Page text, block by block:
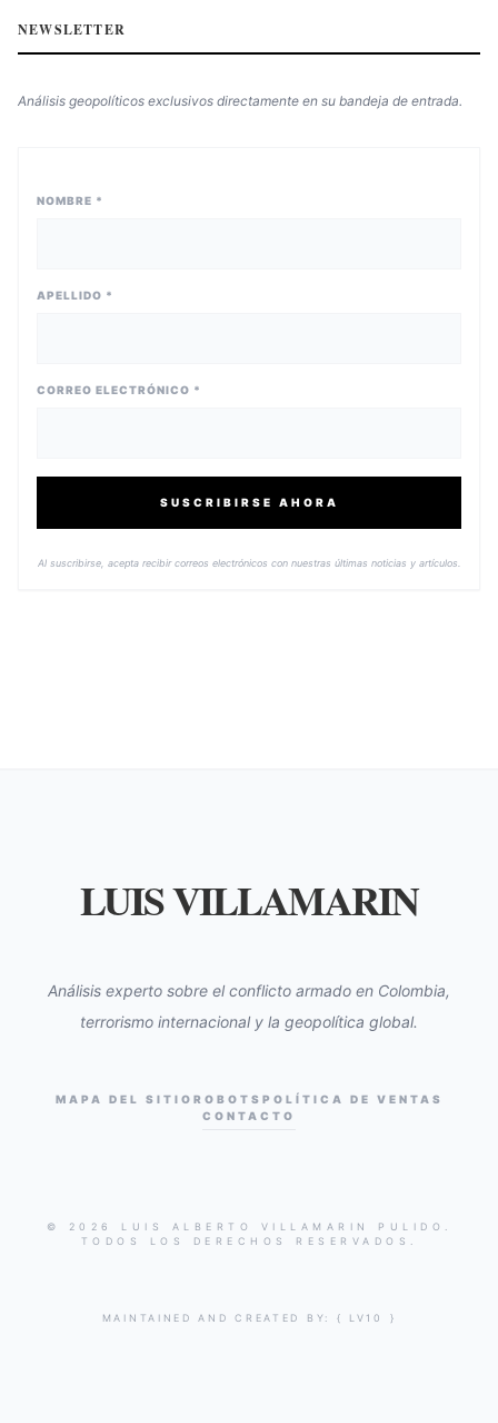
NEWSLETTER
Análisis geopolíticos exclusivos directamente en su bandeja de entrada.
NOMBRE *
APELLIDO *
CORREO ELECTRÓNICO *
SUSCRIBIRSE AHORA
Al suscribirse, acepta recibir correos electrónicos con nuestras últimas noticias y artículos.
LUIS VILLAMARIN
Análisis experto sobre el conflicto armado en Colombia,
terrorismo internacional y la geopolítica global.
MAPA DEL SITIO ROBOTS POLÍTICA DE VENTAS
CONTACTO
© 2026 LUIS ALBERTO VILLAMARIN PULIDO.
TODOS LOS DERECHOS RESERVADOS.
MAINTAINED AND CREATED BY: { LV10 }